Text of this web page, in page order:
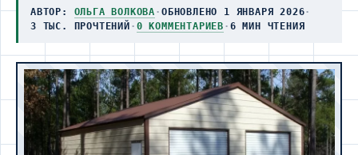
АВТОР: ОЛЬГА ВОЛКОВА · ОБНОВЛЕНО 1 ЯНВАРЯ 2026·
3 ТЫС. ПРОЧТЕНИЙ · 0 КОММЕНТАРИЕВ · 6 МИН ЧТЕНИЯ